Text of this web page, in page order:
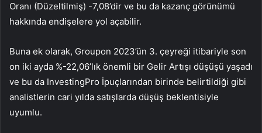
Oranı (Düzeltilmiş) -7,08’dir ve bu da kazanç görünümü
hakkında endişelere yol açabilir.
Buna ek olarak, Groupon 2023’ün 3. çeyreği itibariyle son
on iki ayda %-22,06’lık önemli bir Gelir Artışı düşüşü yaşadı
ve bu da InvestingPro İpuçlarından birinde belirtildiği gibi
analistlerin cari yılda satışlarda düşüş beklentisiyle
uyumlu.